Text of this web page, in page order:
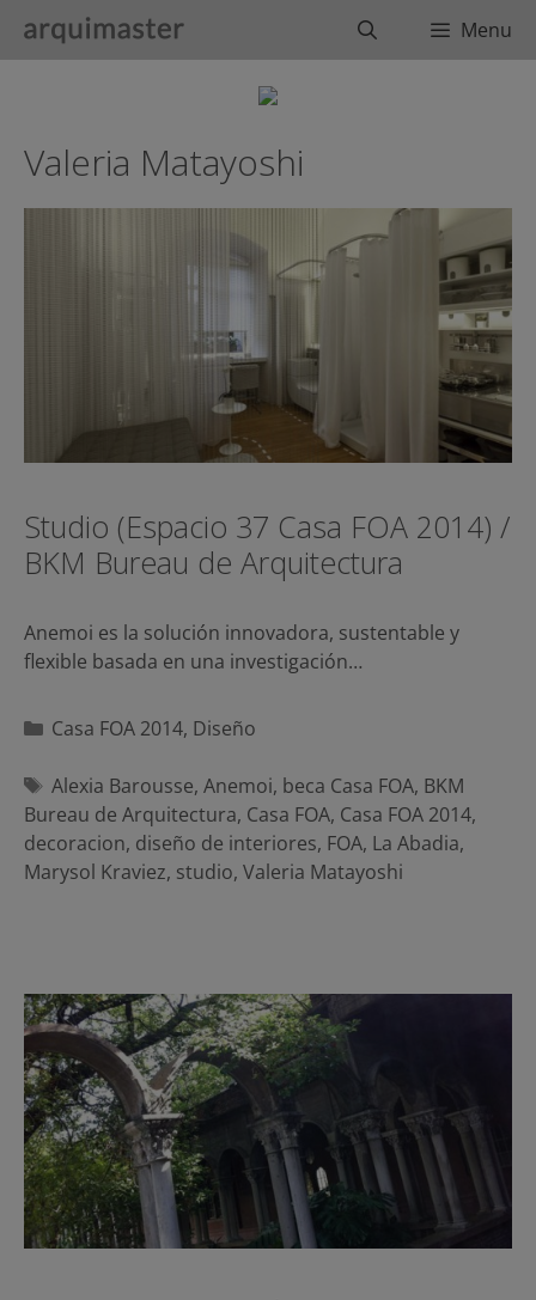
BuscarMenu
Valeria Matayoshi
Studio (Espacio 37 Casa FOA 2014) /
BKM Bureau de Arquitectura
Anemoi es la solución innovadora, sustentable y
flexible basada en una investigación…
Categorías
Casa FOA 2014, Diseño
Etiquetas
Alexia Barousse, Anemoi, beca Casa FOA, BKM
Bureau de Arquitectura, Casa FOA, Casa FOA 2014,
decoracion, diseño de interiores, FOA, La Abadia,
Marysol Kraviez, studio, Valeria Matayoshi